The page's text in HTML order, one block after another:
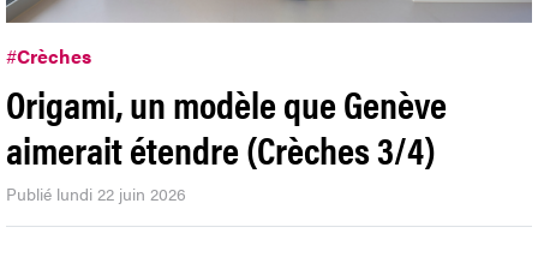
#Crèches
Origami, un modèle que Genève
aimerait étendre (Crèches 3/4)
Publié lundi 22 juin 2026